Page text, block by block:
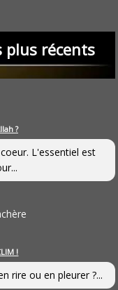
plus récents
?
L'essentiel est
!
rire ou en pleurer ?...